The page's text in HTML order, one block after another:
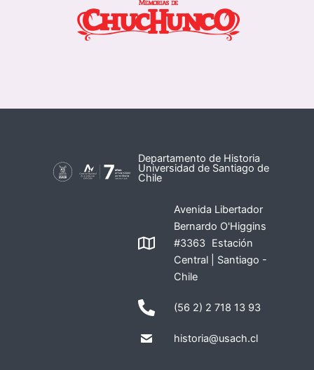
Departamento de Historia
Universidad de Santiago de
Chile
Avenida Libertador
Bernardo O'Higgins
#3363 Estación
Central | Santiago -
Chile
(56 2) 2 718 13 93
historia@usach.cl